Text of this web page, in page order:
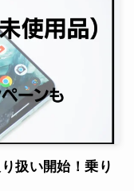
扱い開始！乗り